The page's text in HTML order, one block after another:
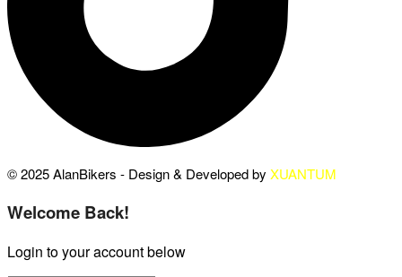
© 2025 AlanBikers - Design & Developed by XUANTUM
Welcome Back!
Login to your account below